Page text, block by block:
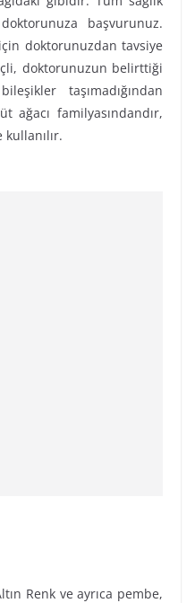
başvurunuz.
doktorunuzdan tavsiye
doktorunuzun belirttiği
taşımadığından
ağacı familyasındandır,
Renk ve ayrıca pembe,